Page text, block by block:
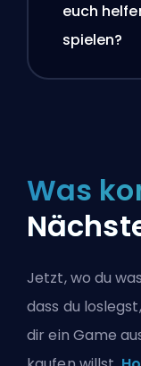
euch
spielen?
Was
Jetzt, wo du
dass du
dir ein Game